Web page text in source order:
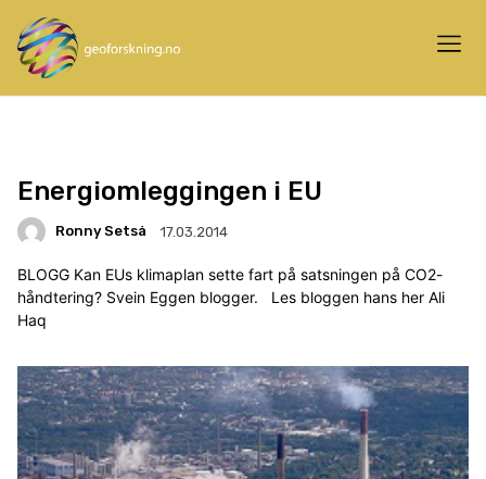
Energiomleggingen i EU
Ronny Setså 17.03.2014
BLOGG Kan EUs klimaplan sette fart på satsningen på CO2-
håndtering? Svein Eggen blogger. Les bloggen hans her Ali
Haq